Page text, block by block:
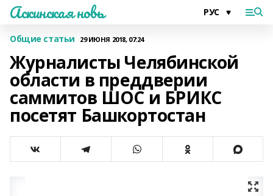
Аскинская новь
Общие статьи 29 ИЮНЯ 2018, 07:24
Журналисты Челябинской
области в преддверии
саммитов ШОС и БРИКС
посетят Башкортостан